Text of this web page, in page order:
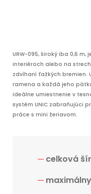
URW-095, široký iba 0,6
interiéroch alebo na
zdvíhaní ťažkých bremien.
ramena a každá jeho
ideálne umiestnenie v
systém UNIC zabraňujúci
práce s mini žeriavom.
celková